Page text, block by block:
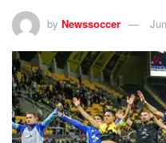
by Newssoccer